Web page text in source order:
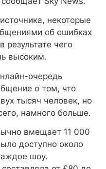
некоторые
об ошибках
чего
высоким.
очередь
о том, что
тысяч человек, но
намного больше.
вмещает 11 000
доступно около
шоу.